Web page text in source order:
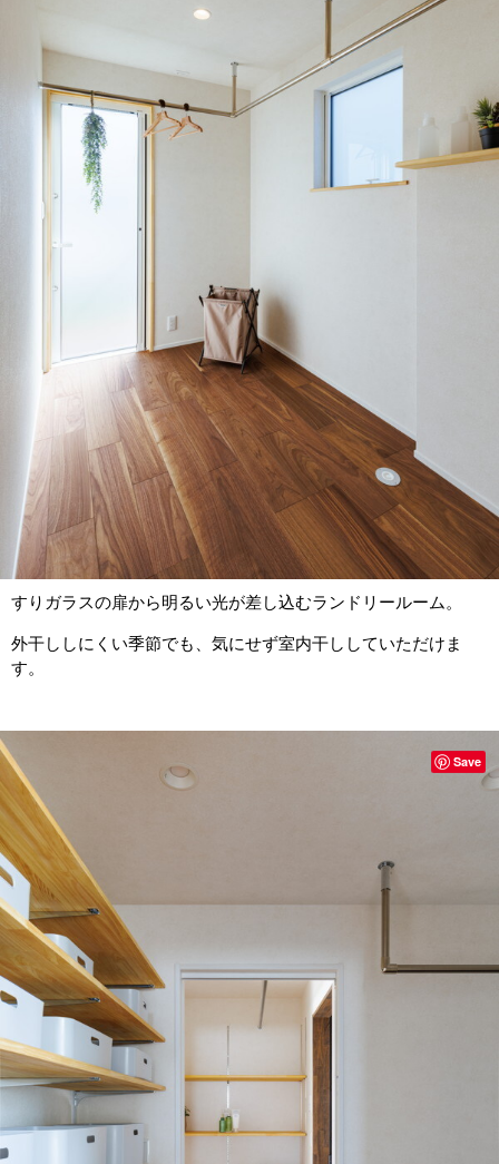
すりガラスの扉から明るい光が差し込むランドリールーム。
外干ししにくい季節でも、気にせず室内干ししていただけま
す。
Save